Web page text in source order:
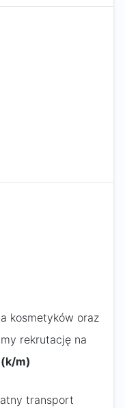
kosmetyków oraz
rekrutację na
m)
transport